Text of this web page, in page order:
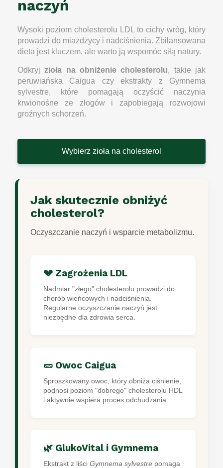
naczyń
Wysoki poziom cholesterolu LDL to cichy wróg, który
prowadzi do miażdżycy i nadciśnienia. Zbilansowana
dieta jest kluczem, ale warto ją wspomóc siłą natury.
Odkryjzioła na obniżenie cholesterolu, takie jak
peruwiańska Caigua czy ekstrakty z Gymnema
sylvestre, które pomagają oczyścić naczynia
krwionośne ze złogów i zapobiegają rozwojowi
groźnych schorzeń.
Wybierz zioła na cholesterol
Jak skutecznie obniżyć
cholesterol?
Oczyszczanie naczyń i wsparcie metabolizmu.
💔 Zagrożenia LDL
Nadmiar "złego" cholesterolu prowadzi do
chorób wieńcowych i nadciśnienia.
Regularne oczyszczanie naczyń jest
niezbędne dla zdrowia serca.
🥒 Owoc Caigua
Sproszkowany owoc, który obniża ciśnienie,
podnosi poziom "dobrego" cholesterolu HDL
i aktywnie wspiera proces odchudzania.
🌿 GlukoVital i Gymnema
Ekstrakt z liści Gymnema sylvestre pomaga